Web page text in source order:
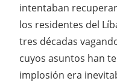
intentaban
los residentes del
tres décadas
cuyos asuntos han
implosión era